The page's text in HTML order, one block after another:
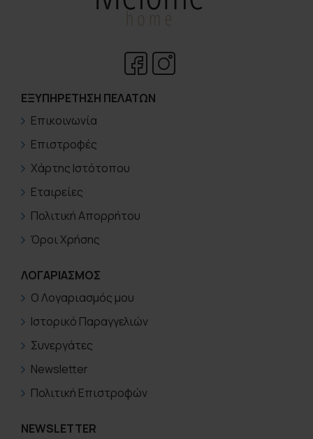
ΕΞΥΠΗΡΈΤΗΣΗ ΠΕΛΑΤΏΝ
Επικοινωνία
Επιστροφές
Χάρτης Ιστότοπου
Εταιρείες
Πολιτική Απορρήτου
Όροι Χρήσης
ΛΟΓΑΡΙΑΣΜΟΣ
Ο Λογαριασμός μου
Ιστορικό Παραγγελιών
Συνεργάτες
Newsletter
Πολιτική Επιστροφών
NEWSLETTER